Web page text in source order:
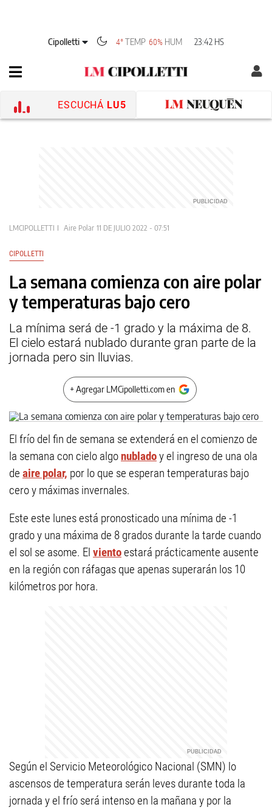
Cipolletti 4° TEMP 60% HUM 23:42 HS
ESCUCHÁ LU5
LMCIPOLLETTI Aire Polar 11 DE JULIO 2022 - 07:51
CIPOLLETTI
La semana comienza con aire polar
y temperaturas bajo cero
La mínima será de -1 grado y la máxima de 8.
El cielo estará nublado durante gran parte de la
jornada pero sin lluvias.
+ Agregar LMCipolletti.com en
El frío del fin de semana se extenderá en el comienzo de
la semana con cielo algo nubladoy el ingreso de una ola
de aire polar, por lo que se esperan temperaturas bajo
cero y máximas invernales.
Este este lunes está pronosticado una mínima de -1
grado y una máxima de 8 grados durante la tarde cuando
el sol se asome. El vientoestará prácticamente ausente
en la región con ráfagas que apenas superarán los 10
kilómetros por hora.
Según el Servicio Meteorológico Nacional (SMN) lo
ascensos de temperatura serán leves durante toda la
jornada y el frío será intenso en la mañana y por la